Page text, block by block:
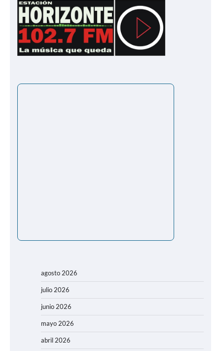
agosto 2026
julio 2026
junio 2026
mayo 2026
abril 2026